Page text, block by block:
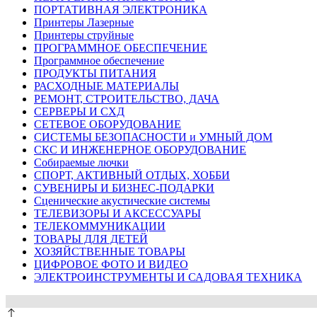
ПОРТАТИВНАЯ ЭЛЕКТРОНИКА
Принтеры Лазерные
Принтеры струйные
ПРОГРАММНОЕ ОБЕСПЕЧЕНИЕ
Программное обеспечение
ПРОДУКТЫ ПИТАНИЯ
РАСХОДНЫЕ МАТЕРИАЛЫ
РЕМОНТ, СТРОИТЕЛЬСТВО, ДАЧА
СЕРВЕРЫ И СХД
СЕТЕВОЕ ОБОРУДОВАНИЕ
СИСТЕМЫ БЕЗОПАСНОСТИ и УМНЫЙ ДОМ
СКС И ИНЖЕНЕРНОЕ ОБОРУДОВАНИЕ
Собираемые лючки
СПОРТ, АКТИВНЫЙ ОТДЫХ, ХОББИ
СУВЕНИРЫ И БИЗНЕС-ПОДАРКИ
Сценические акустические системы
ТЕЛЕВИЗОРЫ И АКСЕССУАРЫ
ТЕЛЕКОММУНИКАЦИИ
ТОВАРЫ ДЛЯ ДЕТЕЙ
ХОЗЯЙСТВЕННЫЕ ТОВАРЫ
ЦИФРОВОЕ ФОТО И ВИДЕО
ЭЛЕКТРОИНСТРУМЕНТЫ И САДОВАЯ ТЕХНИКА